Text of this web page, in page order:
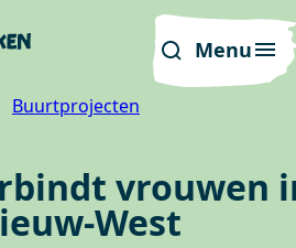
Menu
Buurtprojecten
vrouwen
West